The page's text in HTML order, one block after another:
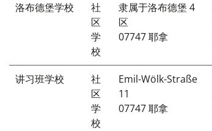
洛布德堡学校
社
区
学
校
隶属于洛布德堡 4
区
07747 耶拿
讲习班学校
社
区
学
校
Emil-Wölk-Straße
11
07747 耶拿